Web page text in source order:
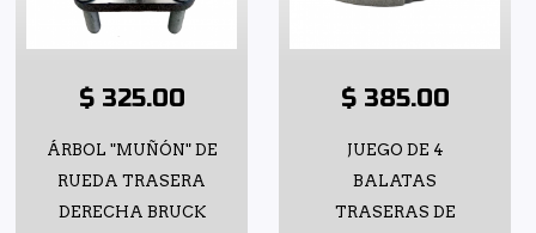
$ 325.00
ÁRBOL "MUÑÓN" DE
RUEDA TRASERA
DERECHA BRUCK
$ 385.00
JUEGO DE 4
BALATAS
TRASERAS DE